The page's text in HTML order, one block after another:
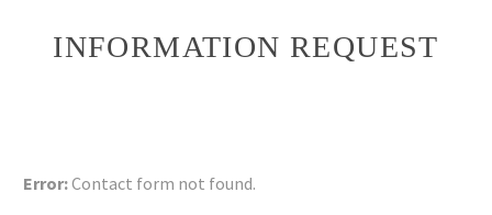
INFORMATION REQUEST
Error:Contact form not found.